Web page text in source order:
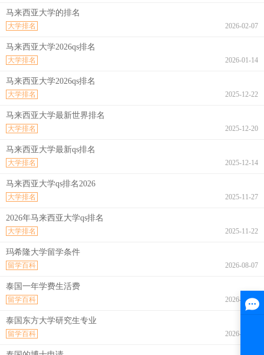
马来西亚大学的排名
2026-02-07
大学排名
马来西亚大学2026qs排名
2026-01-14
大学排名
马来西亚大学2026qs排名
2025-12-22
大学排名
马来西亚大学最新世界排名
2025-12-20
大学排名
马来西亚大学最新qs排名
2025-12-14
大学排名
马来西亚大学qs排名2026
2025-11-27
大学排名
2026年马来西亚大学qs排名
2025-11-22
大学排名
玛希隆大学留学条件
2026-08-07
留学百科
泰国一年学费生活费
2026-08-07
留学百科
泰国东方大学研究生专业
2026-08-07
留学百科